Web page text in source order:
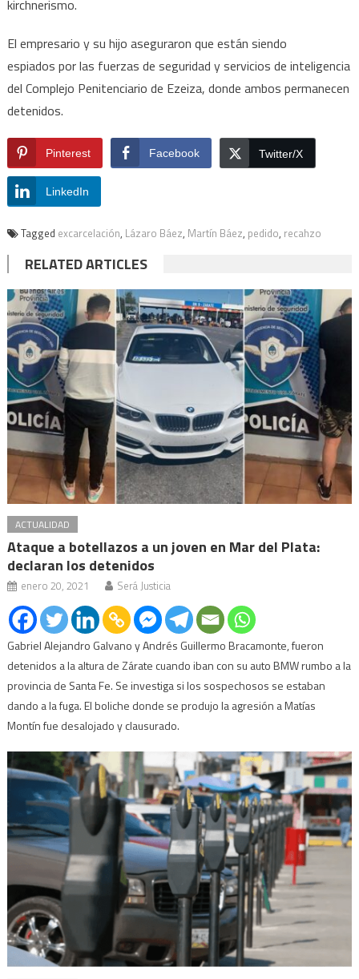
kirchnerismo.
El empresario y su hijo aseguraron que están siendo
espiados por las fuerzas de seguridad y servicios de inteligencia
del Complejo Penitenciario de Ezeiza, donde ambos permanecen
detenidos.
Pinterest Facebook Twitter/X
LinkedIn
Tagged excarcelación, Lázaro Báez, Martín Báez, pedido, recahzo
RELATED ARTICLES
ACTUALIDAD
Ataque a botellazos a un joven en Mar del Plata:
declaran los detenidos
enero 20, 2021 Será Justicia
Gabriel Alejandro Galvano y Andrés Guillermo Bracamonte, fueron
detenidos a la altura de Zárate cuando iban con su auto BMW rumbo a la
provincia de Santa Fe. Se investiga si los sospechosos se estaban
dando a la fuga. El boliche donde se produjo la agresión a Matías
Montín fue desalojado y clausurado.